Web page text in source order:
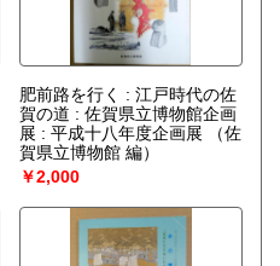
肥前路を行く : 江戸時代の佐
賀の道 : 佐賀県立博物館企画
展 : 平成十八年度企画展
（佐
賀県立博物館 編）
￥2,000